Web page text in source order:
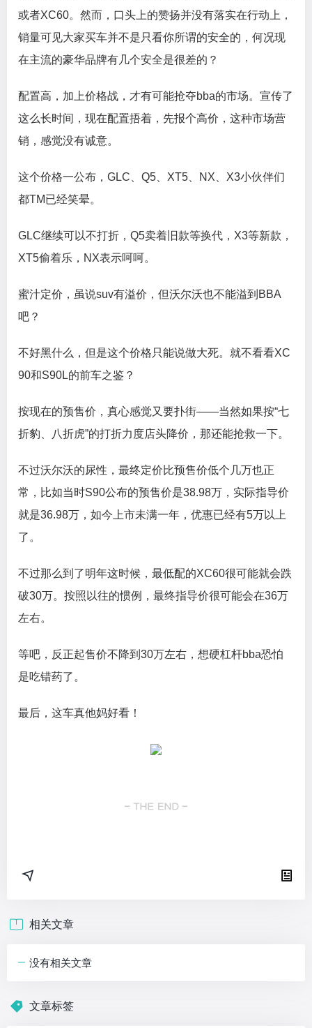
或者XC60。然而，口头上的赞扬并没有落实在行动上，
销量可见大家买车并不是只看你所谓的安全的，何况现
在主流的豪华品牌有几个安全是很差的？
配置高，加上价格战，才有可能抢夺bba的市场。宣传了
这么长时间，现在配置捂着，先报个高价，这种市场营
销，感觉没有诚意。
这个价格一公布，GLC、Q5、XT5、NX、X3小伙伴们
都TM已经笑晕。
GLC继续可以不打折，Q5卖着旧款等换代，X3等新款，
XT5偷着乐，NX表示呵呵。
蜜汁定价，虽说suv有溢价，但沃尔沃也不能溢到BBA
吧？
不好黑什么，但是这个价格只能说做大死。就不看看XC
90和S90L的前车之鉴？
按现在的预售价，真心感觉又要扑街——当然如果按“七
折豹、八折虎”的打折力度店头降价，那还能抢救一下。
不过沃尔沃的尿性，最终定价比预售价低个几万也正
常，比如当时S90公布的预售价是38.98万，实际指导价
就是36.98万，如今上市未满一年，优惠已经有5万以上
了。
不过那么到了明年这时候，最低配的XC60很可能就会跌
破30万。按照以往的惯例，最终指导价很可能会在36万
左右。
等吧，反正起售价不降到30万左右，想硬杠杆bba恐怕
是吃错药了。
最后，这车真他妈好看！
相关文章
没有相关文章
文章标签